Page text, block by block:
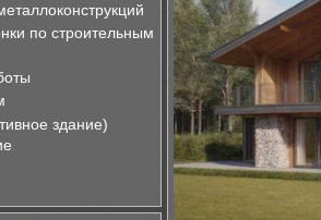
по строительным
здание)